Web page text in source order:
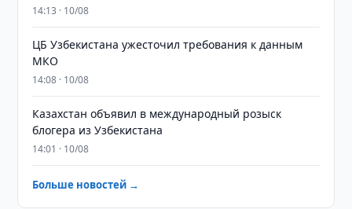
14:13 · 10/08
ЦБ Узбекистана ужесточил требования к данным
МКО
14:08 · 10/08
Казахстан объявил в международный розыск
блогера из Узбекистана
14:01 · 10/08
Больше новостей →